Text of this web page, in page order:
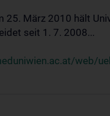
25. März 2010 hält
seit 1. 7. 2008...
web/